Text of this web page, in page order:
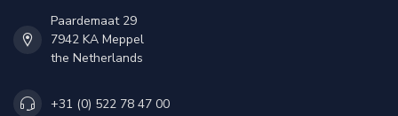
Paardemaat 29
7942 KA Meppel
the Netherlands
+31 (0) 522 78 47 00